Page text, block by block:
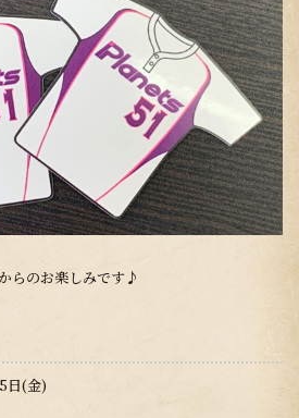
らのお楽しみです♪
日(金)